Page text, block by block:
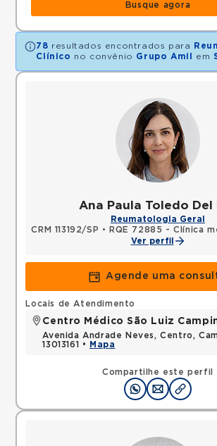
Busque agora
78 resultados encontrados para
Clínico no convênio Grupo Amil em
Ana Paula Toledo Del
Reumatologia Geral
CRM 113192/SP • RQE 72885 - Clínica
Ver perfil
Agende uma
Compartilhe este perfil
Locais de Atendimento
Centro Médico São Luiz
Avenida Andrade Neves, Centro,
13013161 •
Mapa